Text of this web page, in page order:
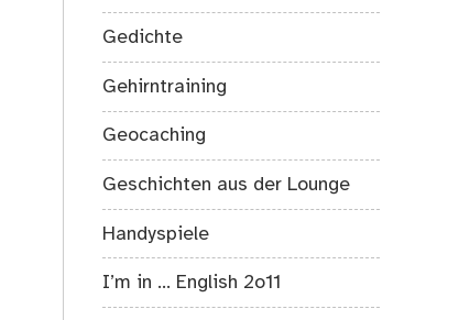
Gedichte
Gehirntraining
Geocaching
Geschichten aus der Lounge
Handyspiele
I’m in … English 2o11